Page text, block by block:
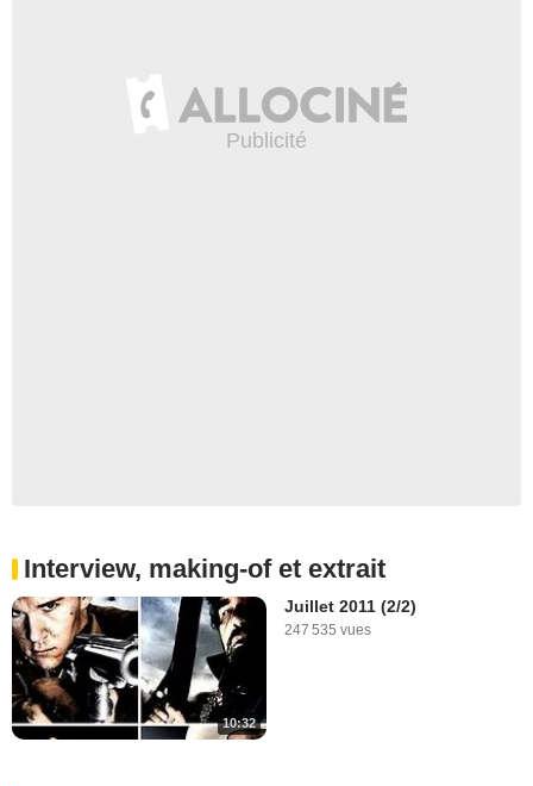
Interview, making-of et extrait
10:32
Juillet 2011 (2/2)
247 535 vues